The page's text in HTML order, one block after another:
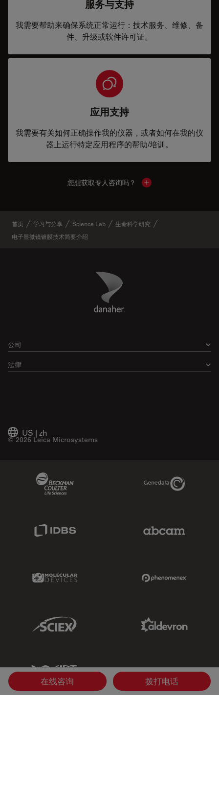
服务与支持
我需要帮助来确保系统正常运行：技术服务、维修、备
件、升级或软件许可证。
应用支持
我需要有关如何正确操作我的仪器，或者如何在我的仪
器上运行特定应用程序的帮助/培训。
您想获取专人咨询吗？ Show local contacts
首页 学习与分享 Science Lab
生命科学研究
电子显微镜镀膜技术简要介绍
Danaher Logo
公司
法律
US | zh
© 2026 Leica Microsystems
Genedata Link
Molecular Devices Link
Sciex Link
IDT Link
在线咨询 拨打电话